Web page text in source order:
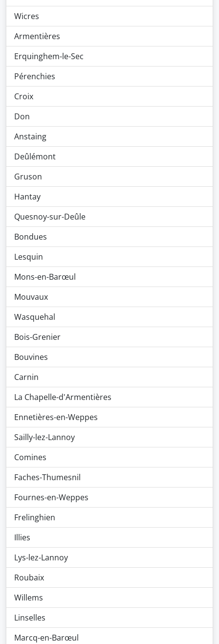
Wicres
Armentières
Erquinghem-le-Sec
Pérenchies
Croix
Don
Anstaing
Deûlémont
Gruson
Hantay
Quesnoy-sur-Deûle
Bondues
Lesquin
Mons-en-Barœul
Mouvaux
Wasquehal
Bois-Grenier
Bouvines
Carnin
La Chapelle-d'Armentières
Ennetières-en-Weppes
Sailly-lez-Lannoy
Comines
Faches-Thumesnil
Fournes-en-Weppes
Frelinghien
Illies
Lys-lez-Lannoy
Roubaix
Willems
Linselles
Marcq-en-Barœul